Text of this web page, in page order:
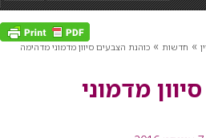
» חדשות » כוהנת הצבעים סיוון מדמוני מדהימה
מדמוני